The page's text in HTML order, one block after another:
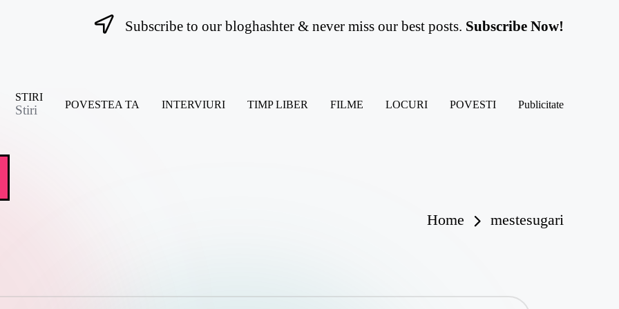
Subscribe to our bloghashter & never miss our best posts. Subscribe Now!
STIRI
Stiri POVESTEA TA INTERVIURI TIMP LIBER FILME LOCURI POVESTI Publicitate
Home mestesugari